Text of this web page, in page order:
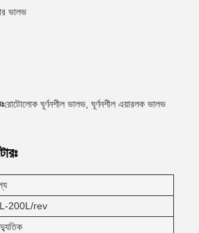
ভালভ
রোটোলোক ঘূর্ণনশীল ভালভ, ঘূর্ণনশীল এয়ারলক ভালভ
200L/rev